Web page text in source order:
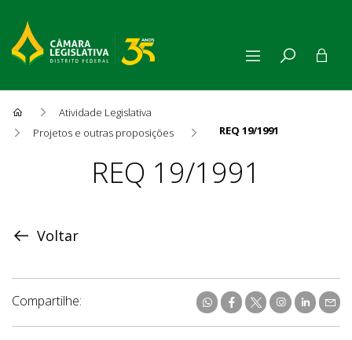
Atividade Legislativa
Projetos e outras proposições
REQ 19/1991
ProposiçãoREQ 19/1991
Voltar
Compartilhe: